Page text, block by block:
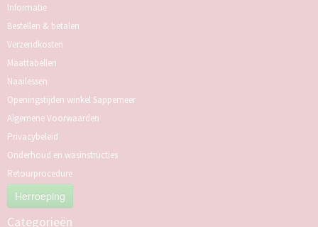
Informatie
Bestellen & betalen
Verzendkosten
Maattabellen
Naailessen
Openingstijden winkel Sappemeer
Algemene Voorwaarden
Privacybeleid
Onderhoud en wasinstructies
Retourprocedure
Herroeping
Categorieën